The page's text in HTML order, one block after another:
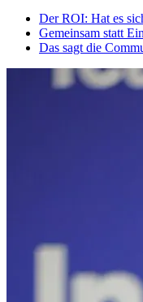
Der ROI: Hat es
Gemeinsam statt
Das sagt die